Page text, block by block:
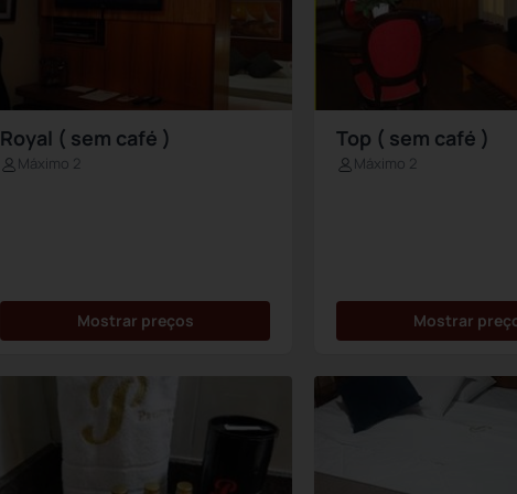
Royal ( sem café )
Máximo 2
Mostrar preços
Top ( sem café )
Máximo 2
Mostrar